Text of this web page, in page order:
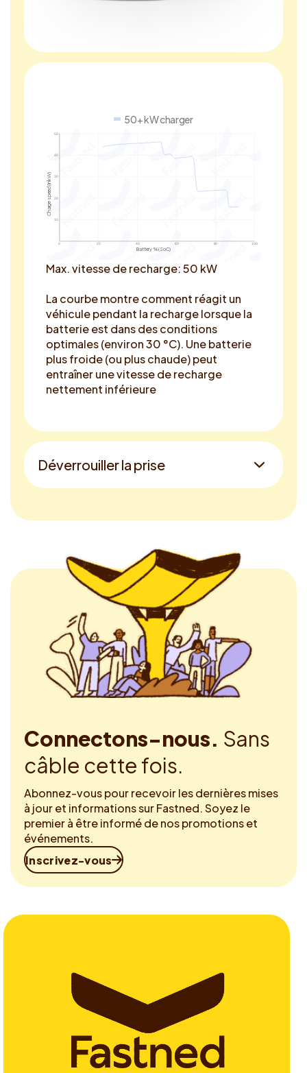
50+ kW charger
0 20 40 60 80 100
10
20
30
40
50
Battery % (SoC)
Charge speed (in kW)
Max. vitesse de recharge: 50 kW
La courbe montre comment réagit un
véhicule pendant la recharge lorsque la
batterie est dans des conditions
optimales (environ 30 °C). Une batterie
plus froide (ou plus chaude) peut
entraîner une vitesse de recharge
nettement inférieure
Déverrouiller la prise
Connectons-nous. Sans
câble cette fois.
Abonnez-vous pour recevoir les dernières mises
à jour et informations sur Fastned. Soyez le
premier à être informé de nos promotions et
événements.
Inscrivez-vous